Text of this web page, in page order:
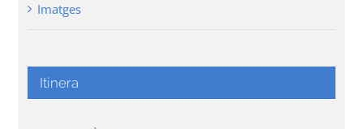
Imatges
Itinera